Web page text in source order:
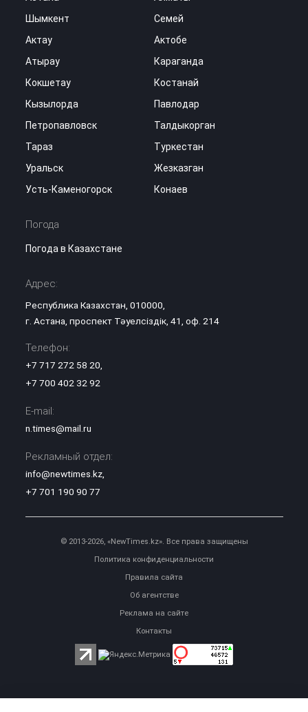
Шымкент
Семей
Актау
Актобе
Атырау
Караганда
Кокшетау
Костанай
Кызылорда
Павлодар
Петропавловск
Талдыкорган
Тараз
Туркестан
Уральск
Жезказган
Усть-Каменогорск
Конаев
Погода
Погода в Казахстане
Адрес:
Республика Казахстан, 010000,
г. Астана, проспект Тәуелсіздік, 41, оф. 214
Телефон:
+7 717 272 58 20,
+7 700 402 32 92
E-mail:
n.times@mail.ru
Рекламный отдел:
info@newtimes.kz,
+7 701 190 90 77
© 2013-2026, «NewTimes.kz». Все права защищены
Политика конфиденциальности
Правила сайта
Об агентстве
Реклама на сайте
Контакты